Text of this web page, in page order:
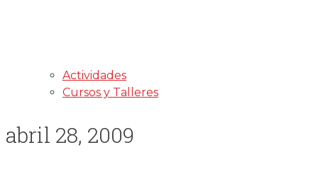
Actividades
Cursos y Talleres
abril 28, 2009